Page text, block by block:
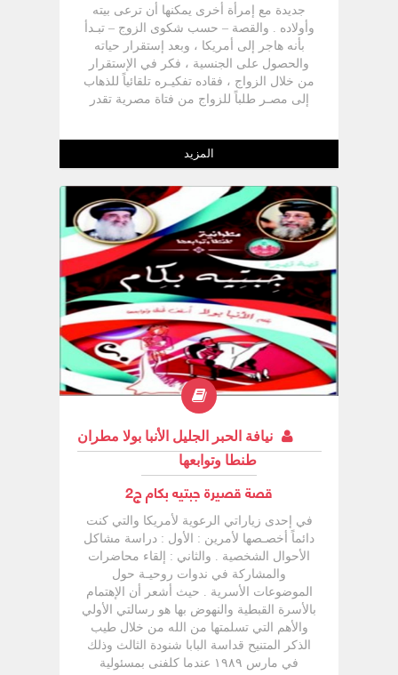
جديدة مع إمرأة أخرى يمكنها أن ترعى بيته
وأولاده . والقصة – حسب شكوى الزوج – تبـدأ
بأنه هاجر إلى أمريكا ، وبعد إستقرار حياته
والحصول على الجنسية ، فكر في الإستقرار
من خلال الزواج ، فقاده تفكيـره تلقائياً للذهاب
إلى مصـر طلباً للزواج من فتاة مصرية تقدر
المزيد
نيافة الحبر الجليل الأنبا بولا مطران
طنطا وتوابعها
قصة قصيرة جبتيه بكام ج2
في إحدى زياراتي الرعوية لأمريكا والتي كنت
دائماً أخصـصها لأمرين : الأول : دراسة مشاكل
الأحوال الشخصية . والثاني : إلقاء محاضرات
والمشاركة في ندوات روحيـة حول
الموضوعات الأسرية . حيث أشعر أن الإهتمام
بالأسرة القبطية والنهوض بها هو رسالتي الأولي
والأهم التي تسلمتها من الله من خلال طيب
الذكر المتنيح قداسة البابا شنودة الثالث وذلك
في مارس ۱۹۸۹ عندما كلفنی بمسئولية